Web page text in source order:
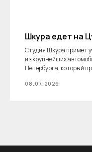
Шкура едет на
Студия Шкура примет
из крупнейших
Петербурга, который
08.07.2026